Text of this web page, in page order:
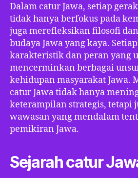
Dalam catur Jawa, setiap
tidak hanya berfokus pada
juga merefleksikan filosofi
budaya Jawa yang kaya.
karakteristik dan peran yang
mencerminkan berbagai
kehidupan masyarakat Jawa.
catur Jawa tidak hanya
keterampilan strategis, tetapi
wawasan yang mendalam
pemikiran Jawa.
Sejarah catur